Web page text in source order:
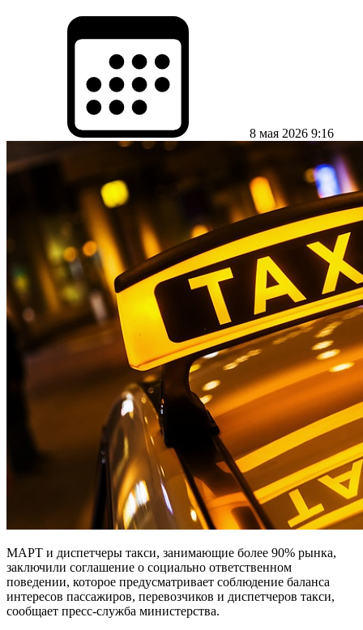
8 мая 2026 9:16
МАРТ и диспетчеры такси, занимающие более 90% рынка,
заключили соглашение о социально ответственном
поведении, которое предусматривает соблюдение баланса
интересов пассажиров, перевозчиков и диспетчеров такси,
сообщает пресс-служба министерства.